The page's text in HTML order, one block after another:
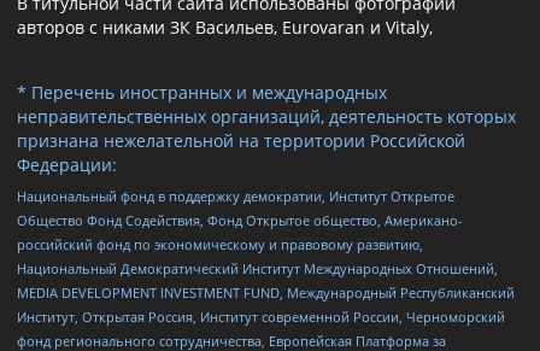
авторов с никами ЗК Васильев, Eurovaran и Vitaly,
* Перечень иностранных и международных
неправительственных организаций, деятельность которых
признана нежелательной на территории Российской
Федерации:
Национальный фонд в поддержку демократии, Институт Открытое
Общество Фонд Содействия, Фонд Открытое общество, Американо-
российский фонд по экономическому и правовому развитию,
Национальный Демократический Институт Международных Отношений,
MEDIA DEVELOPMENT INVESTMENT FUND, Международный Республиканский
Институт, Открытая Россия, Институт современной России, Черноморский
фонд регионального сотрудничества, Европейская Платформа за